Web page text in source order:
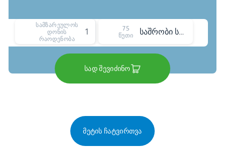
სამზარეულოს
დონის
რაოდენობა
75
წუთი
საშრობი სტელაჟის პროგრამა
სად შევიძინო
მეტის ჩატვირთვა